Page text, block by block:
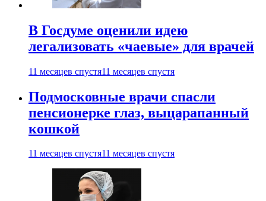
В Госдуме оценили идею
легализовать «чаевые» для врачей
11 месяцев спустя11 месяцев спустя
Подмосковные врачи спасли
пенсионерке глаз, выцарапанный
кошкой
11 месяцев спустя11 месяцев спустя